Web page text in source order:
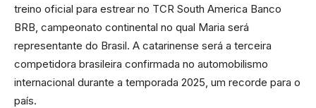
treino oficial para estrear no TCR South America Banco
BRB, campeonato continental no qual Maria será
representante do Brasil. A catarinense será a terceira
competidora brasileira confirmada no automobilismo
internacional durante a temporada 2025, um recorde para o
país.